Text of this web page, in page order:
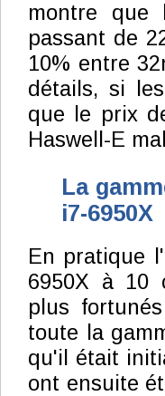
montre que
passant de
10% entre
détails, si
que le prix
Haswell-E
La
i7-6950X
En pratique
6950X à 10
plus
toute la
qu'il était
ont ensuite